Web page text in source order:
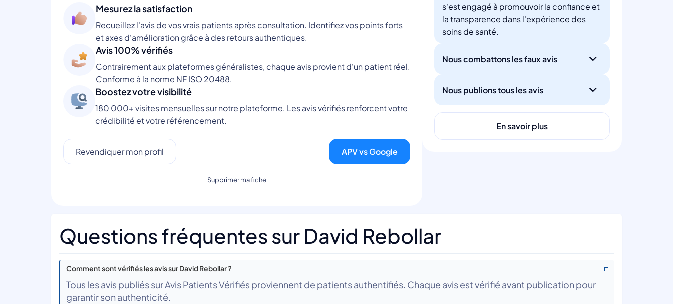
Mesurez la satisfaction
Recueillez l'avis de vos vrais patients après consultation. Identifiez vos points forts
et axes d'amélioration grâce à des retours authentiques.
Avis 100% vérifiés
Contrairement aux plateformes généralistes, chaque avis provient d'un patient réel.
Conforme à la norme NF ISO 20488.
Boostez votre visibilité
180 000+ visites mensuelles sur notre plateforme. Les avis vérifiés renforcent votre
crédibilité et votre référencement.
Revendiquer mon profil APV vs Google
Supprimer ma fiche
s'est engagé à promouvoir la confiance et
la transparence dans l'expérience des
soins de santé.
Nous combattons les faux avis
Nous publions tous les avis
En savoir plus
Questions fréquentes sur David Rebollar
Comment sont vérifiés les avis sur David Rebollar ?
Tous les avis publiés sur Avis Patients Vérifiés proviennent de patients authentifiés. Chaque avis est vérifié avant publication pour
garantir son authenticité.